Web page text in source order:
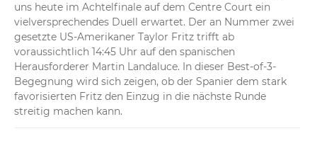
uns heute im Achtelfinale auf dem Centre Court ein
vielversprechendes Duell erwartet. Der an Nummer zwei
gesetzte US-Amerikaner Taylor Fritz trifft ab
voraussichtlich 14:45 Uhr auf den spanischen
Herausforderer Martin Landaluce. In dieser Best-of-3-
Begegnung wird sich zeigen, ob der Spanier dem stark
favorisierten Fritz den Einzug in die nächste Runde
streitig machen kann.